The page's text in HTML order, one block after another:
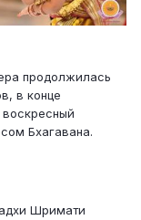
продолжилась
в конце
Бхагавана.
Шримати